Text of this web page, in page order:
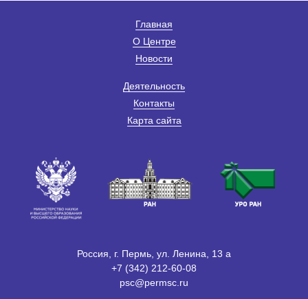
Главная
О Центре
Новости
Деятельность
Контакты
Карта сайта
Россия, г. Пермь, ул. Ленина, 13 а
+7 (342) 212-60-08
psc@permsc.ru